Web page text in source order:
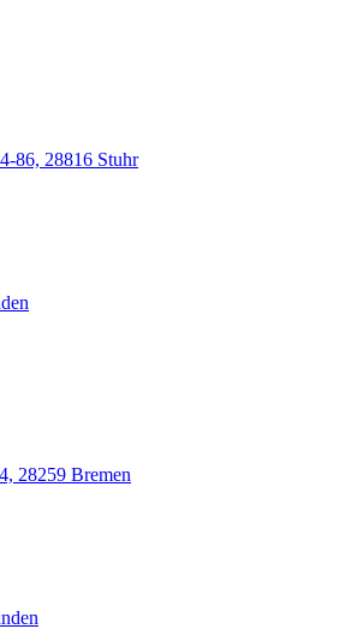
86, 28816 Stuhr
28259 Bremen